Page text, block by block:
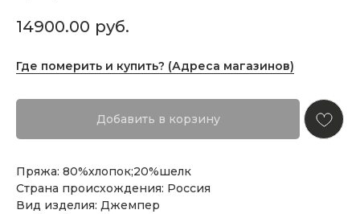
14900.00 руб.
Где померить и купить? (Адреса магазинов)
Добавить в корзину
Пряжа: 80%хлопок;20%шелк
Страна происхождения: Россия
Вид изделия: Джемпер